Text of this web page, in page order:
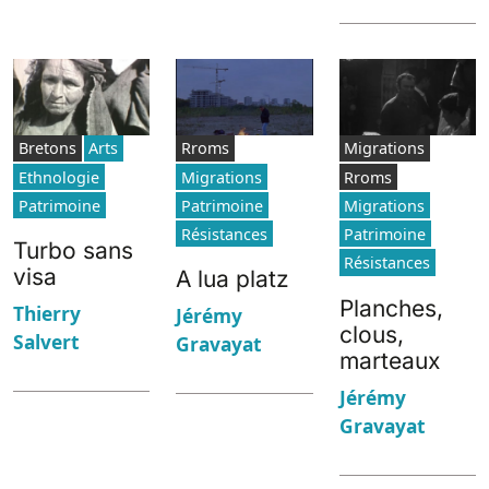
Bretons
Arts
Ethnologie
Patrimoine
Turbo sans
visa
Thierry
Salvert
Rroms
Migrations
Patrimoine
Résistances
A lua platz
Jérémy
Gravayat
Migrations
Rroms
Migrations
Patrimoine
Résistances
Planches,
clous,
marteaux
Jérémy
Gravayat